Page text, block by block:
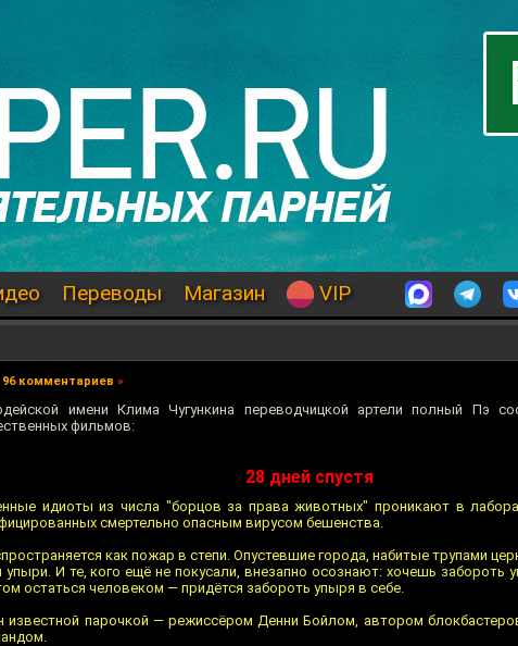
Переводы Магазин VIP
96 комментариев »
имени Клима Чугункина переводчицкой артели полный Пэ
фильмов:
28 дней спустя
идиоты из числа "борцов за права животных" проникают в
смертельно опасным вирусом бешенства.
как пожар в степи. Опустевшие города, набитые трупами
И те, кого ещё не покусали, внезапно осознают: хочешь забороть
остаться человеком — придётся забороть упыря в себе.
известной парочкой — режиссёром Денни Бойлом, автором